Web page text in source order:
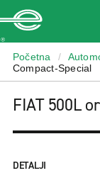
Početna /
Compact-Special
FIAT 500L
DETALJI